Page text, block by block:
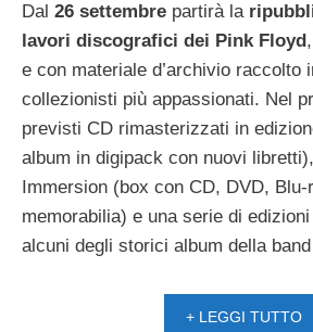
Dal 26 settembre partirà la
lavori discografici dei Pink Floyd
e con materiale d’archivio raccolto
collezionisti più appassionati. Nel
previsti CD rimasterizzati in
album in digipack con nuovi
Immersion (box con CD, DVD,
memorabilia) e una serie di
alcuni degli storici album della
+ LEGGI TUTTO